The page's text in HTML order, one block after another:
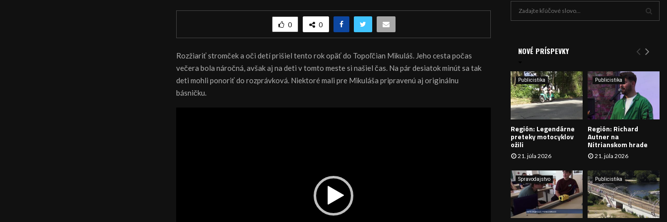
0 0
Rozžiariť stromček a oči detí prišiel tento rok opäť do Topoľčian Mikuláš. Jeho cesta počas
večera bola náročná, avšak aj na deti v tomto meste si našiel čas. Na pár desiatok minút sa tak
deti mohli ponoriť do rozprávková. Niektoré mali pre Mikuláša pripravenú aj originálnu
básničku.
e
:
Y
H
A
Á
V
A
N
NOVÉ PRÍSPEVKY
Publicistika
Región: Legendárne
preteky motocyklov
ožili
21. júla 2026
Publicistika
Región: Richard
Autner na
Nitrianskom hrade
21. júla 2026
Spravodajstvo Publicistika